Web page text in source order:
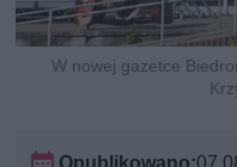
W nowej gazetce